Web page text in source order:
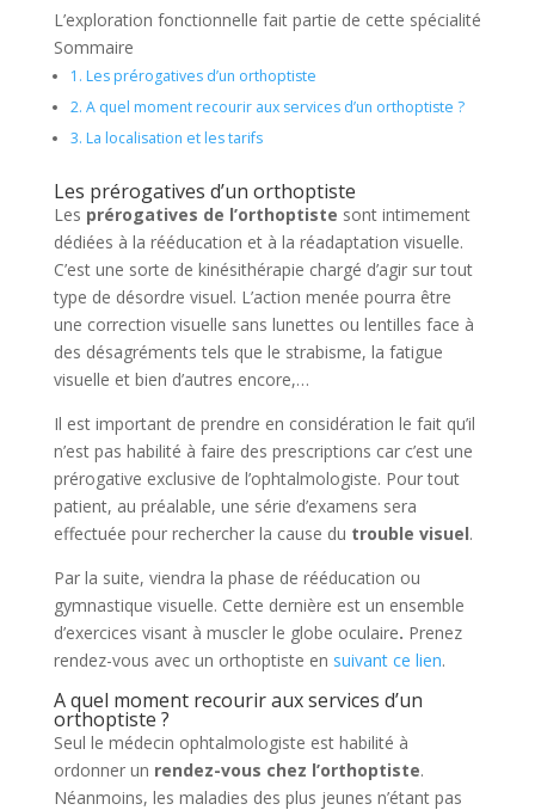
L’exploration fonctionnelle fait partie de cette spécialité
Sommaire
1. Les prérogatives d’un orthoptiste
2. A quel moment recourir aux services d’un orthoptiste ?
3. La localisation et les tarifs
Les prérogatives d’un orthoptiste
Les prérogatives de l’orthoptiste sont intimement
dédiées à la rééducation et à la réadaptation visuelle.
C’est une sorte de kinésithérapie chargé d’agir sur tout
type de désordre visuel. L’action menée pourra être
une correction visuelle sans lunettes ou lentilles face à
des désagréments tels que le strabisme, la fatigue
visuelle et bien d’autres encore,…
Il est important de prendre en considération le fait qu’il
n’est pas habilité à faire des prescriptions car c’est une
prérogative exclusive de l’ophtalmologiste. Pour tout
patient, au préalable, une série d’examens sera
effectuée pour rechercher la cause du trouble visuel.
Par la suite, viendra la phase de rééducation ou
gymnastique visuelle. Cette dernière est un ensemble
d’exercices visant à muscler le globe oculaire. Prenez
rendez-vous avec un orthoptiste en suivant ce lien.
A quel moment recourir aux services d’un
orthoptiste ?
Seul le médecin ophtalmologiste est habilité à
ordonner un rendez-vous chez l’orthoptiste.
Néanmoins, les maladies des plus jeunes n’étant pas